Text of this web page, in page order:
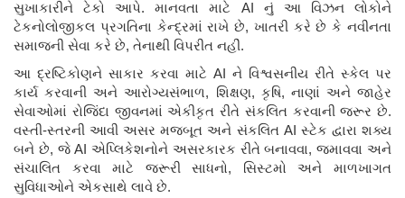
સુખાકારીને ટેકો આપે. માનવતા માટે AI નું આ વિઝન લોકોને
ટેકનોલોજીકલ પ્રગતિના કેન્દ્રમાં રાખે છે, ખાતરી કરે છે કે નવીનતા
સમાજની સેવા કરે છે, તેનાથી વિપરીત નહીં.
આ દ્રષ્ટિકોણને સાકાર કરવા માટે AI ને વિશ્વસનીય રીતે સ્કેલ પર
કાર્ય કરવાની અને આરોગ્યસંભાળ, શિક્ષણ, કૃષિ, નાણાં અને જાહેર
સેવાઓમાં રોજિંદા જીવનમાં એકીકૃત રીતે સંકલિત કરવાની જરૂર છે.
વસ્તી-સ્તરની આવી અસર મજબૂત અને સંકલિત AI સ્ટેક દ્વારા શક્ય
બને છે, જેAIએપ્લિકેશનોને અસરકારક રીતે બનાવવા,જમાવવા અને
સંચાલિત કરવા માટે જરૂરી સાધનો, સિસ્ટમો અને માળખાગત
સુવિધાઓને એકસાથે લાવે છે.